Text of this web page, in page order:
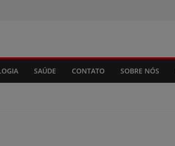
SAÚDE CONTATO SOBRE NÓS